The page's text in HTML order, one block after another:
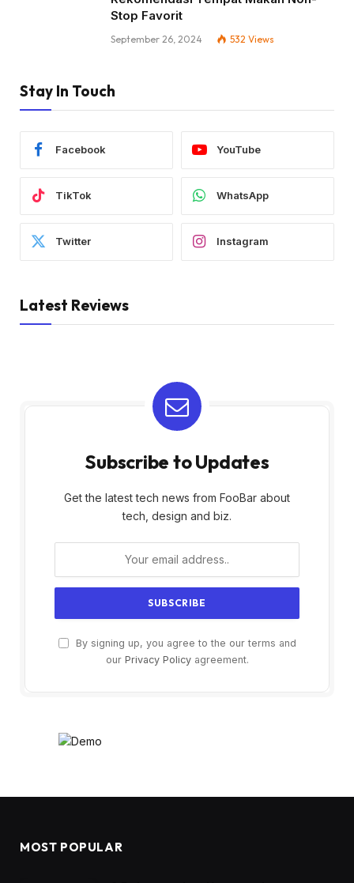
Stop Favorit
September 26, 2024 532 Views
Stay In Touch
Facebook YouTube
TikTok WhatsApp
Twitter Instagram
Latest Reviews
Subscribe to Updates
Get the latest tech news from FooBar about
tech, design and biz.
By signing up, you agree to the our terms and
our Privacy Policyagreement.
MOST POPULAR